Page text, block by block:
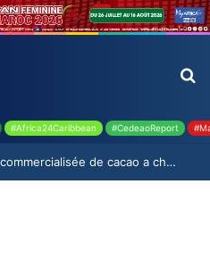
#Africa24Caribbean #CedeaoReport
Cameroun : la production commercialisée de cacao a chuté de 19,9% durant la saison 2025-2026